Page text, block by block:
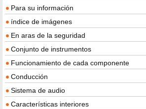
Para su información
índice de imágenes
En aras de la seguridad
Conjunto de instrumentos
Funcionamiento de cada componente
Conducción
Sistema de audio
Características interiores